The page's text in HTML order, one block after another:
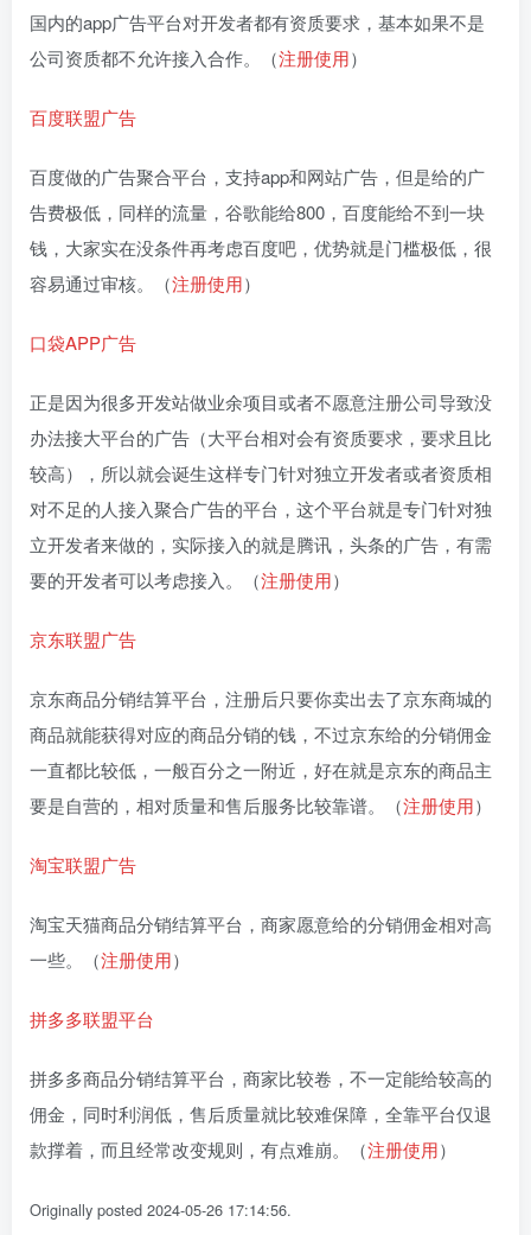
国内的app广告平台对开发者都有资质要求，基本如果不是
公司资质都不允许接入合作。（注册使用）
百度联盟广告
百度做的广告聚合平台，支持app和网站广告，但是给的广
告费极低，同样的流量，谷歌能给800，百度能给不到一块
钱，大家实在没条件再考虑百度吧，优势就是门槛极低，很
容易通过审核。（注册使用）
口袋APP广告
正是因为很多开发站做业余项目或者不愿意注册公司导致没
办法接大平台的广告（大平台相对会有资质要求，要求且比
较高），所以就会诞生这样专门针对独立开发者或者资质相
对不足的人接入聚合广告的平台，这个平台就是专门针对独
立开发者来做的，实际接入的就是腾讯，头条的广告，有需
要的开发者可以考虑接入。（注册使用）
京东联盟广告
京东商品分销结算平台，注册后只要你卖出去了京东商城的
商品就能获得对应的商品分销的钱，不过京东给的分销佣金
一直都比较低，一般百分之一附近，好在就是京东的商品主
要是自营的，相对质量和售后服务比较靠谱。（注册使用）
淘宝联盟广告
淘宝天猫商品分销结算平台，商家愿意给的分销佣金相对高
一些。（注册使用）
拼多多联盟平台
拼多多商品分销结算平台，商家比较卷，不一定能给较高的
佣金，同时利润低，售后质量就比较难保障，全靠平台仅退
款撑着，而且经常改变规则，有点难崩。（注册使用）
Originally posted 2024-05-26 17:14:56.